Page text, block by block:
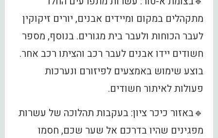
מתקהלים במקום ומיידים אבנים, יורים זיקוקין
לעבר הכוחות ולעבר בית מגורים. בנוסף, מספר
חשודים יידו אבנים לעבר רכב והציתו רכב אחר.
בוצע שימוש באמצעים לפיזורם ונערכות
פעולות לאיתור חשודים.
🔹באזור כיכר ציון: בעקבות תהלוכה של עשרות
מפגינים שהיו בדרכם אל שער שכם, חסמו